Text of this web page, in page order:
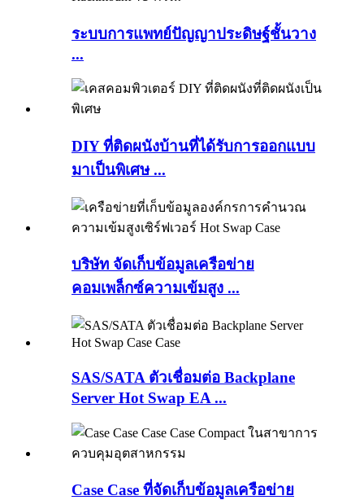
ระบบการแพทย์ปัญญาประดิษฐ์ชั้นวาง
...
DIY ที่ติดผนังบ้านที่ได้รับการออกแบบ
มาเป็นพิเศษ ...
บริษัท จัดเก็บข้อมูลเครือข่าย
คอมเพล็กซ์ความเข้มสูง ...
SAS/SATA ตัวเชื่อมต่อ Backplane
Server Hot Swap EA ...
Case Case ที่จัดเก็บข้อมูลเครือข่าย